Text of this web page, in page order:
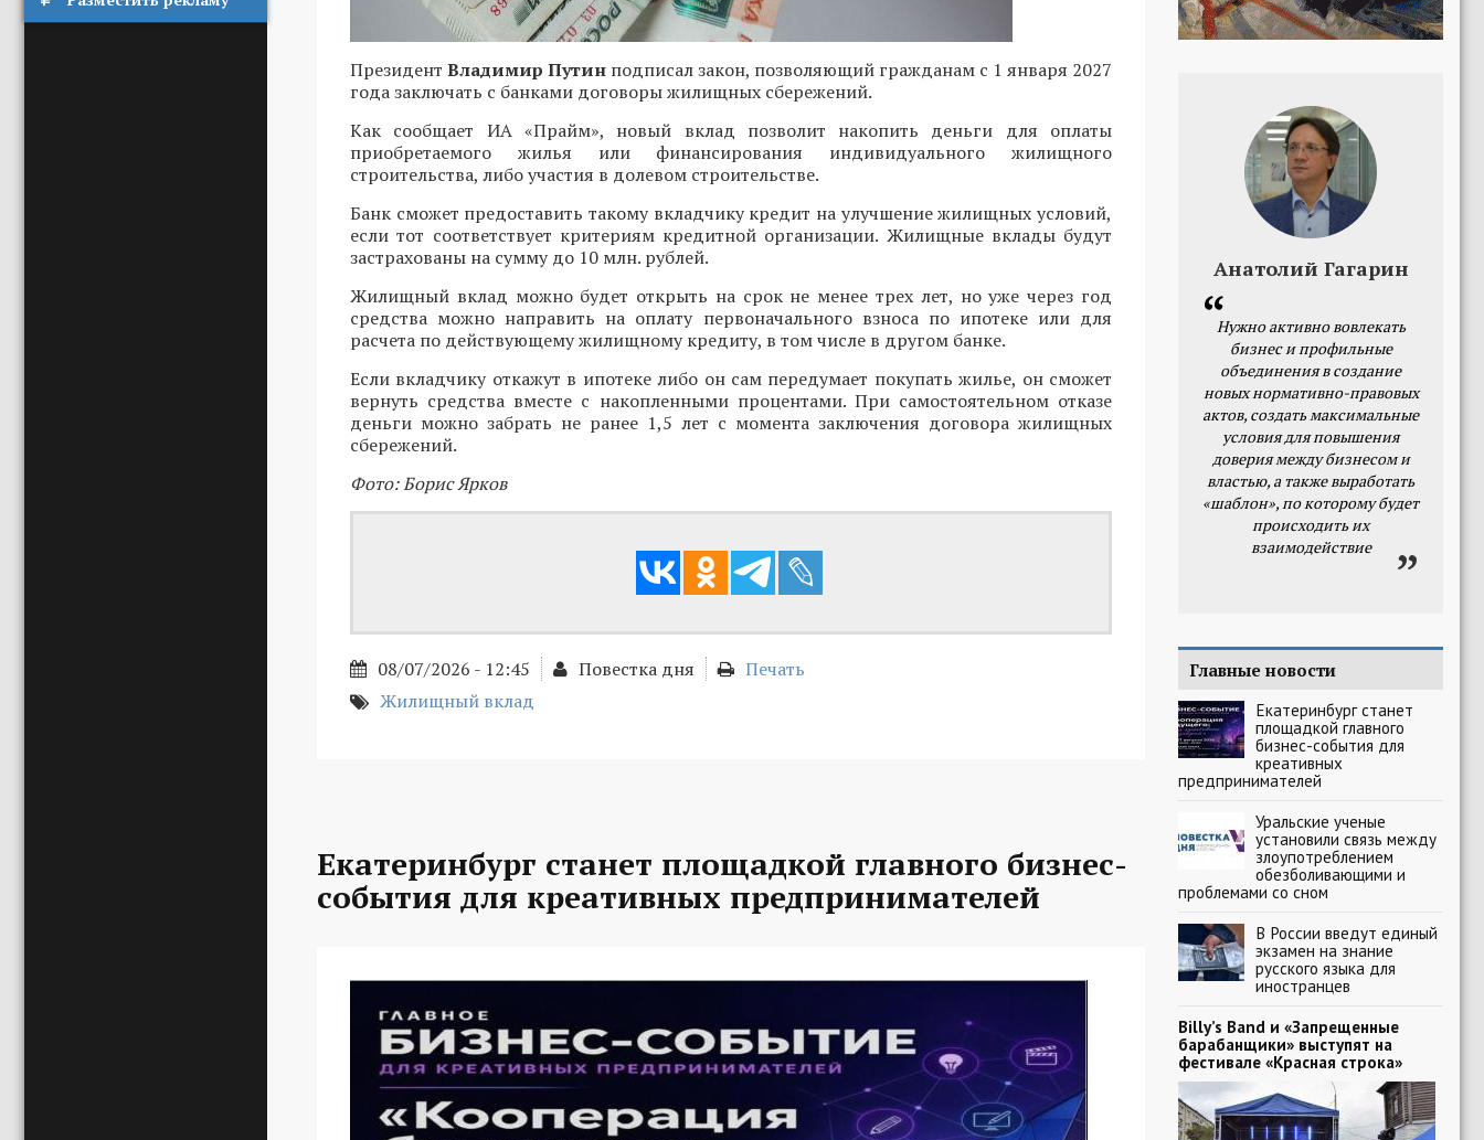
Президент Владимир Путин подписал закон, позволяющий гражданам с 1 января 2027
года заключать с банками договоры жилищных сбережений.
Как сообщает ИА «Прайм», новый вклад позволит накопить деньги для оплаты
приобретаемого жилья или финансирования индивидуального жилищного
строительства, либо участия в долевом строительстве.
Банк сможет предоставить такому вкладчику кредит на улучшение жилищных условий,
если тот соответствует критериям кредитной организации. Жилищные вклады будут
застрахованы на сумму до 10 млн. рублей.
Жилищный вклад можно будет открыть на срок не менее трех лет, но уже через год
средства можно направить на оплату первоначального взноса по ипотеке или для
расчета по действующему жилищному кредиту, в том числе в другом банке.
Если вкладчику откажут в ипотеке либо он сам передумает покупать жилье, он сможет
вернуть средства вместе с накопленными процентами. При самостоятельном отказе
деньги можно забрать не ранее 1,5 лет с момента заключения договора жилищных
сбережений.
Фото: Борис Ярков
08/07/2026 - 12:45 Повестка дня
Печать
Жилищный вклад
Екатеринбург станет площадкой главного бизнес-
события для креативных предпринимателей
Анатолий Гагарин
Нужно активно вовлекать
бизнес и профильные
объединения в создание
новых нормативно-правовых
актов, создать максимальные
условия для повышения
доверия между бизнесом и
властью, а также выработать
«шаблон», по которому будет
происходить их
взаимодействие
Главные новости
Екатеринбург станет
площадкой главного
бизнес-события для
креативных
предпринимателей
Уральские ученые
установили связь между
злоупотреблением
обезболивающими и
проблемами со сном
В России введут единый
экзамен на знание
русского языка для
иностранцев
Billy’s Band и «Запрещенные
барабанщики» выступят на
фестивале «Красная строка»